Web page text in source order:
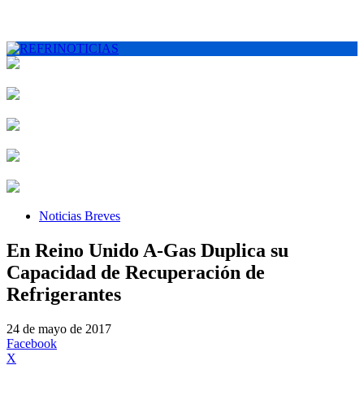
Noticias Breves
En Reino Unido A-Gas Duplica su
Capacidad de Recuperación de
Refrigerantes
24 de mayo de 2017
Facebook
X